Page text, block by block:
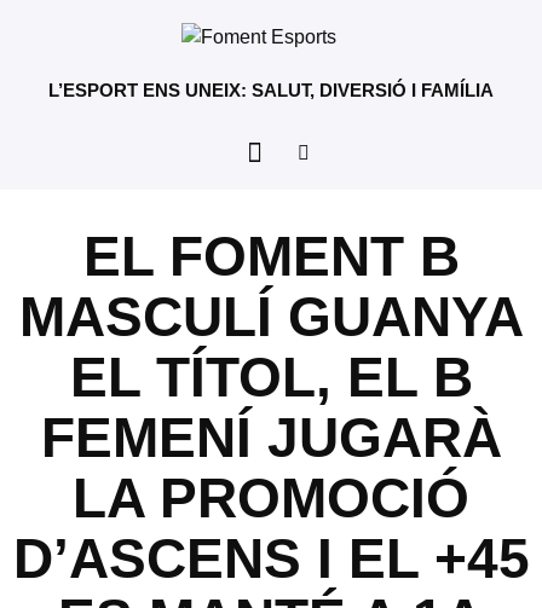
L’ESPORT ENS UNEIX: SALUT, DIVERSIÓ I FAMÍLIA
EL FOMENT B
MASCULÍ GUANYA
EL TÍTOL, EL B
FEMENÍ JUGARÀ
LA PROMOCIÓ
D’ASCENS I EL +45